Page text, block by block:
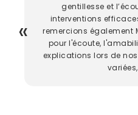
gentillesse et
interventions
remercions également
pour l'écoute,
explications lors de